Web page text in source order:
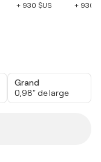
+ 930 $US
+ 930
Grand
0,98" de large